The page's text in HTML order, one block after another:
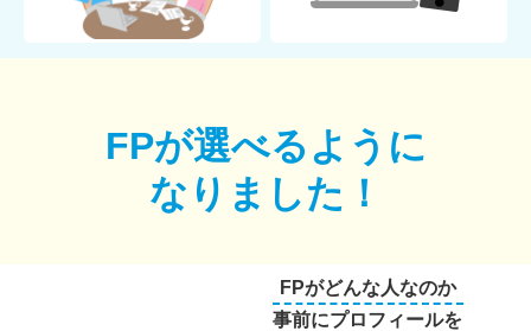
FPが選べるように
なりました！
FPがどんな人なのか
事前にプロフィールを